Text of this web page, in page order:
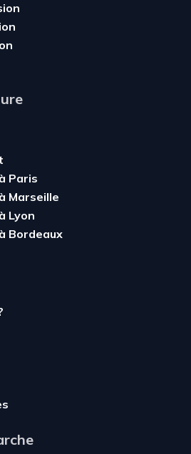
Paris
Marseille
Lyon
Bordeaux